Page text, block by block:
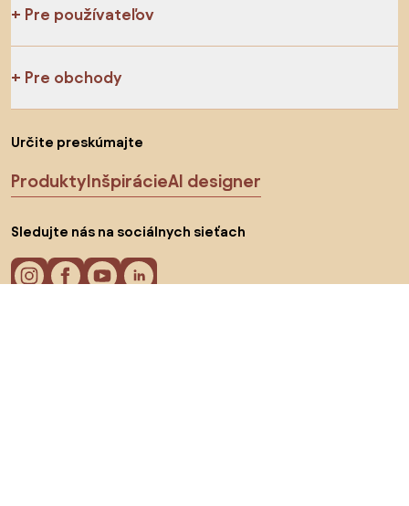
Pre používateľov
Pre obchody
Určite preskúmajte
ProduktyInšpirácieAI designer
Sledujte nás na sociálnych sieťach